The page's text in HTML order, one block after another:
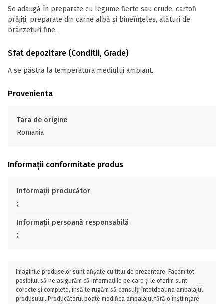
Se adaugă în preparate cu legume fierte sau crude, cartofi
prăjiți, preparate din carne albă și bineînțeles, alături de
brânzeturi fine.
Sfat depozitare (Conditii, Grade)
A se păstra la temperatura mediului ambiant.
Provenienta
Tara de origine
Romania
Informații conformitate produs
Informații producător
;;
Informații persoană responsabilă
;;
Imaginile produselor sunt afișate cu titlu de prezentare. Facem tot
posibilul să ne asigurăm că informațiile pe care ți le oferim sunt
corecte și complete, însă te rugăm să consulți întotdeauna ambalajul
produsului. Producătorul poate modifica ambalajul fără o înștiințare